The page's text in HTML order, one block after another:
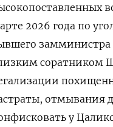
2026 года по
замминистра
соратником
отмывания
у